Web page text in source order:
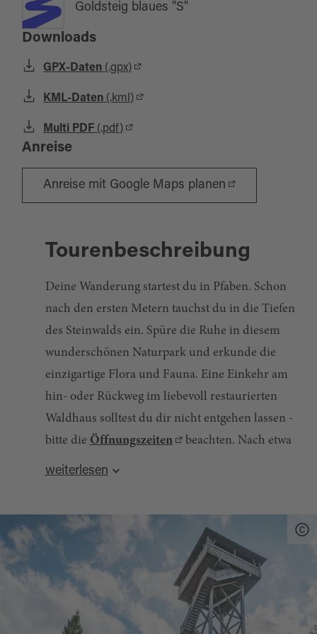
Goldsteig blaues "S"
Downloads
GPX-Daten (.gpx)
KML-Daten (.kml)
Multi PDF (.pdf)
Anreise
Anreise mit Google Maps planen
Tourenbeschreibung
Deine Wanderung startest du in Pfaben. Schon
nach den ersten Metern tauchst du in die Tiefen
des Steinwalds ein. Spüre die Ruhe in diesem
wunderschönen Naturpark und erkunde die
einzigartige Flora und Fauna. Eine Einkehr am
hin- oder Rückweg im liebevoll restaurierten
Waldhaus solltest du dir nicht entgehen lassen -
bitte die Öffnungszeiten
beachten. Nach etwa
45 Minuten erreichst du den Oberpfalzturm,
erklimmst du den Oberpfalzturm und hast
dann, nochmals ein paar Meter höher, eine
wunderschöne Aussicht über den Steinwald,
den Oberpfälzer Wald und das Fichtelgebirge.
Waldhaus
Oberpfalzturm
weitere Informationen:
weiterlesen